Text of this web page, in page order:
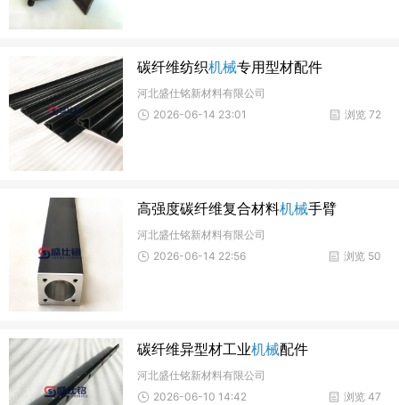
碳纤维纺织机械专用型材配件
河北盛仕铭新材料有限公司
浏览 72
2026-06-14 23:01
高强度碳纤维复合材料机械手臂
河北盛仕铭新材料有限公司
浏览 50
2026-06-14 22:56
碳纤维异型材工业机械配件
河北盛仕铭新材料有限公司
浏览 47
2026-06-10 14:42